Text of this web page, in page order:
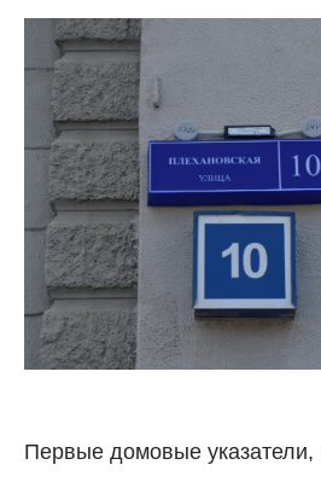
Первые домовые